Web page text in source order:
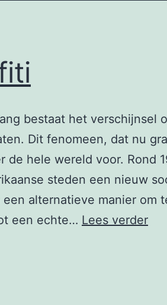
bestaat het verschijnsel
Dit fenomeen, dat nu
de hele wereld voor. Rond
steden een nieuw
alternatieve manier om
een echte… Lees verderWat